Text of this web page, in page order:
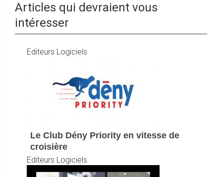
Articles qui devraient vous
intéresser
Editeurs Logiciels
Le Club Dény Priority en vitesse de
croisière
Editeurs Logiciels